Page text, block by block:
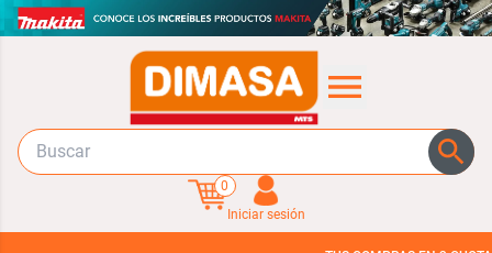
0
Iniciar sesión